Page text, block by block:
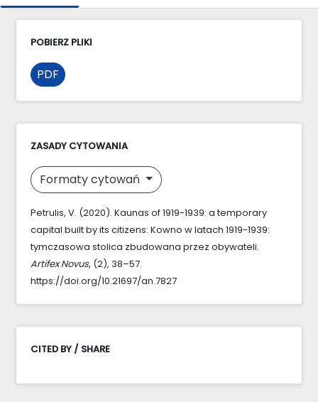
POBIERZ PLIKI
PDF
ZASADY CYTOWANIA
Formaty cytowań
Petrulis, V. (2020). Kaunas of 1919-1939: a temporary
capital built by its citizens: Kowno w latach 1919-1939:
tymczasowa stolica zbudowana przez obywateli.
Artifex Novus, (2), 38–57.
https://doi.org/10.21697/an.7827
CITED BY / SHARE